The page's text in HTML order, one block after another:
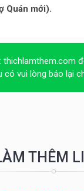
Quán mới).
thichlamthem.com
vui lòng báo lại
THÊM